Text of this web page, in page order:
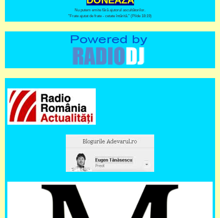
Nu putem emite fără ajutorul ascultătorilor.
"Frate ajutat de frate - cetate întărită." (Pilde 18:19)